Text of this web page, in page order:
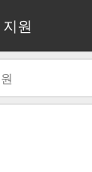
지원